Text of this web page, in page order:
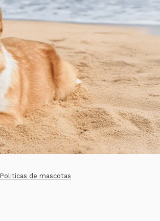
Politicas de mascotas